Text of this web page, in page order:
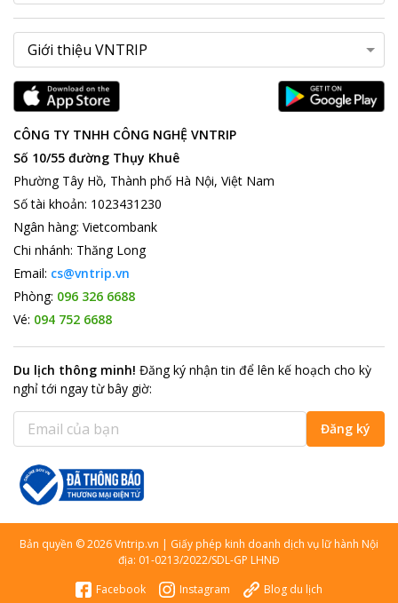
CÔNG TY TNHH CÔNG NGHỆ VNTRIP
Số 10/55 đường Thụy Khuê
Phường Tây Hồ, Thành phố Hà Nội, Việt Nam
Số tài khoản: 1023431230
Ngân hàng: Vietcombank
Chi nhánh: Thăng Long
Email: cs@vntrip.vn
Phòng: 096 326 6688
Vé: 094 752 6688
Du lịch thông minh! Đăng ký nhận tin để lên kế hoạch cho kỳ
nghỉ tới ngay từ bây giờ:
Đăng ký
Bản quyền ©2026Vntrip.vn | Giấy phép kinh doanh dịch vụ lữ hành Nội
địa: 01-0213/2022/SDL-GP LHNĐ
Facebook
Instagram Blog du lịch